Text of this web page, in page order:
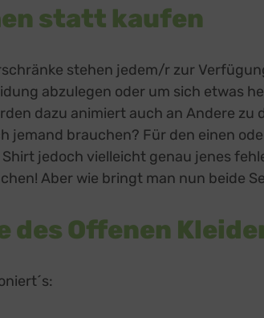
statt kaufen
stehen jedem/r zur
abzulegen oder um sich etwas
dazu animiert auch an Andere zu
jemand brauchen? Für den einen
Shirt jedoch vielleicht genau jenes
Aber wie bringt man nun beide
des Offenen